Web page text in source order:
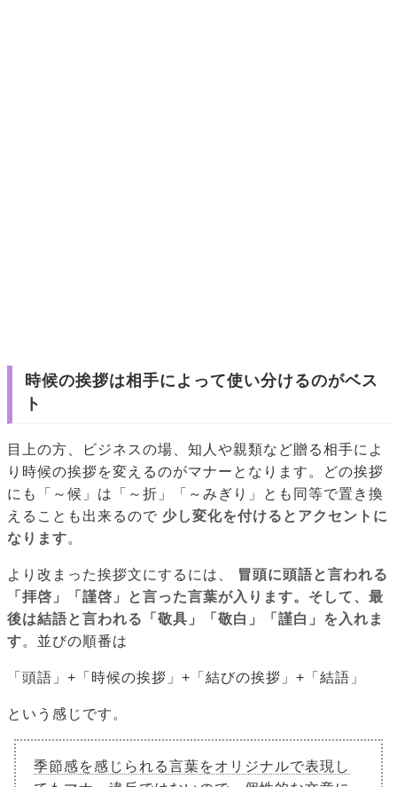
時候の挨拶は相手によって使い分けるのがベス
ト
目上の方、ビジネスの場、知人や親類など贈る相手によ
り時候の挨拶を変えるのがマナーとなります。どの挨拶
にも「～候」は「～折」「～みぎり」とも同等で置き換
えることも出来るので 少し変化を付けるとアクセントに
なります。
より改まった挨拶文にするには、
冒頭に頭語と言われる
「拝啓」「謹啓」と言った言葉が入ります。そして、最
後は結語と言われる「敬具」「敬白」「謹白」を入れま
す。並びの順番は
「頭語」+「時候の挨拶」+「結びの挨拶」+「結語」
という感じです。
季節感を感じられる言葉をオリジナルで表現し